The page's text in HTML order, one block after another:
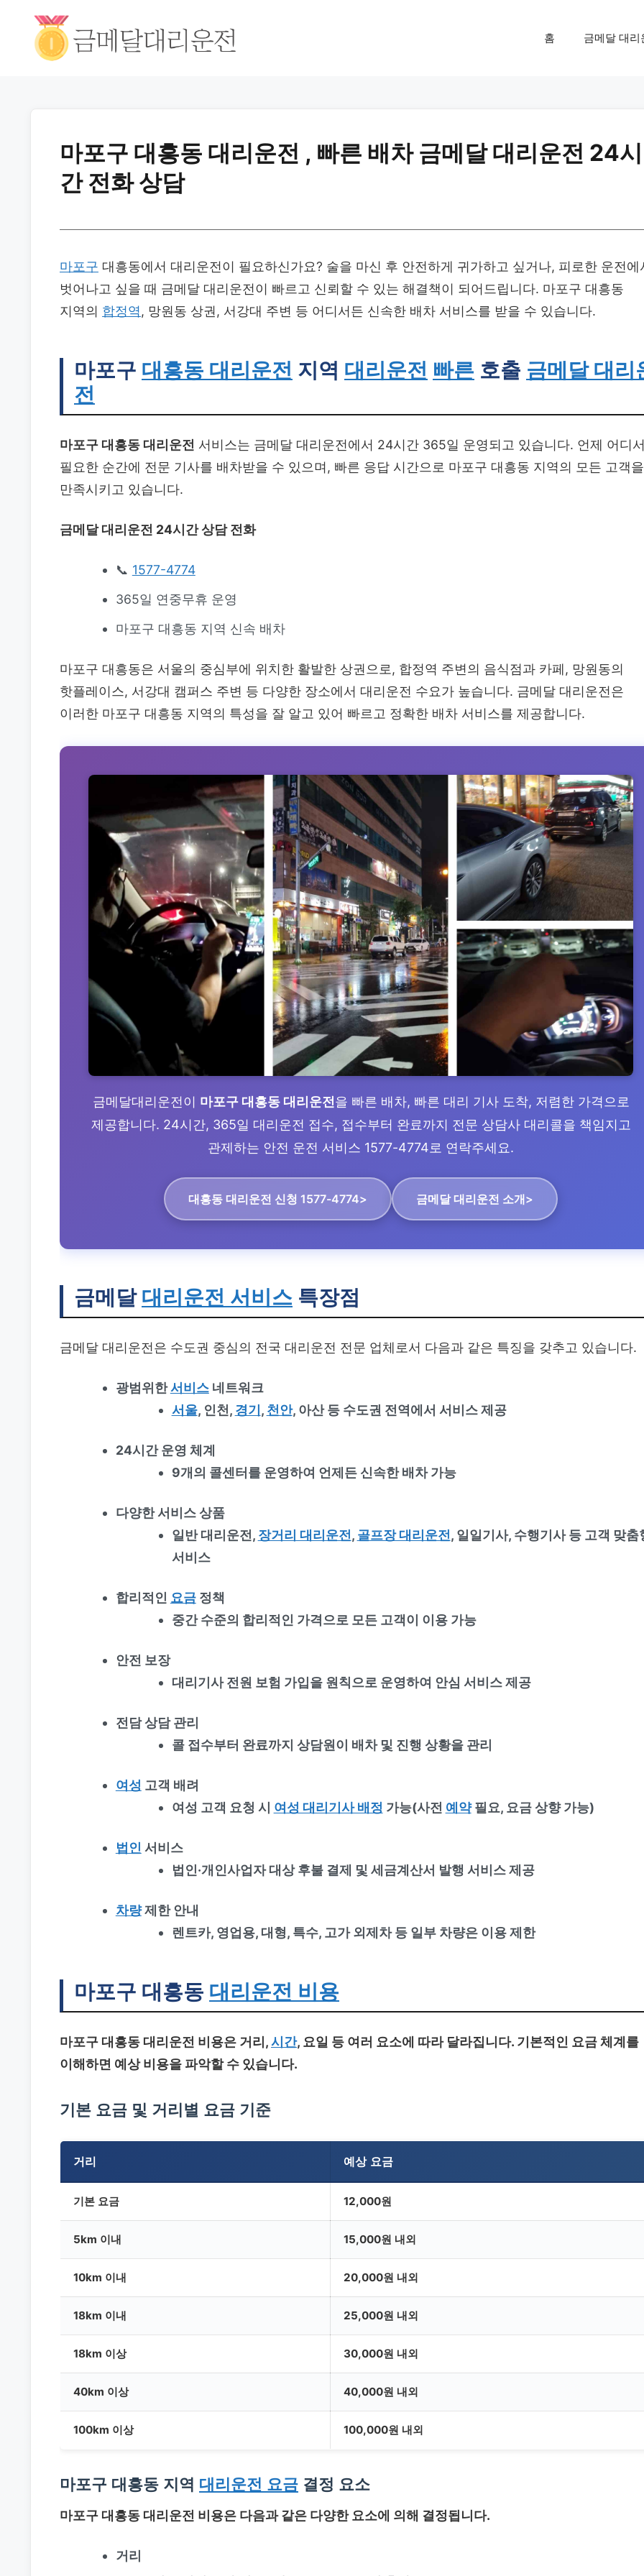
홈 금메달 대리
마포구 대흥동 대리운전 , 빠른 배차 금메달 대리운전 24시
간 전화 상담
마포구 대흥동에서 대리운전이 필요하신가요? 술을 마신 후 안전하게 귀가하고 싶거나, 피로한 운전에
벗어나고 싶을 때 금메달 대리운전이 빠르고 신뢰할 수 있는 해결책이 되어드립니다. 마포구 대흥동
지역의 합정역, 망원동 상권, 서강대 주변 등 어디서든 신속한 배차 서비스를 받을 수 있습니다.
마포구 대흥동 대리운전 지역 대리운전 빠른 호출 금메달 대리
전
마포구 대흥동 대리운전 서비스는 금메달 대리운전에서 24시간 365일 운영되고 있습니다. 언제 어디
필요한 순간에 전문 기사를 배차받을 수 있으며, 빠른 응답 시간으로 마포구 대흥동 지역의 모든 고객을
만족시키고 있습니다.
금메달 대리운전 24시간 상담 전화
📞 1577-4774
365일 연중무휴 운영
마포구 대흥동 지역 신속 배차
마포구 대흥동은 서울의 중심부에 위치한 활발한 상권으로, 합정역 주변의 음식점과 카페, 망원동의
핫플레이스, 서강대 캠퍼스 주변 등 다양한 장소에서 대리운전 수요가 높습니다. 금메달 대리운전은
이러한 마포구 대흥동 지역의 특성을 잘 알고 있어 빠르고 정확한 배차 서비스를 제공합니다.
금메달대리운전이 마포구 대흥동 대리운전 을 빠른 배차, 빠른 대리 기사 도착, 저렴한 가격으로
제공합니다. 24시간, 365일 대리운전 접수, 접수부터 완료까지 전문 상담사 대리콜을 책임지고
관제하는 안전 운전 서비스 1577-4774로 연락주세요.
대흥동 대리운전 신청 1577-4774> 금메달 대리운전 소개>
금메달 대리운전 서비스 특장점
금메달 대리운전은 수도권 중심의 전국 대리운전 전문 업체로서 다음과 같은 특징을 갖추고 있습니다.
광범위한서비스네트워크
서울, 인천, 경기 , 천안, 아산 등 수도권 전역에서 서비스 제공
24시간 운영 체계
9개의 콜센터를 운영하여 언제든 신속한 배차 가능
다양한 서비스 상품
일반 대리운전, 장거리 대리운전 , 골프장 대리운전 , 일일기사, 수행기사 등 고객 맞춤
서비스
합리적인 요금정책
중간 수준의 합리적인 가격으로 모든 고객이 이용 가능
안전 보장
대리기사 전원 보험 가입을 원칙으로 운영하여 안심 서비스 제공
전담 상담 관리
콜 접수부터 완료까지 상담원이 배차 및 진행 상황을 관리
여성 고객 배려
여성 고객 요청 시 여성 대리기사 배정 가능(사전 예약필요, 요금 상향 가능)
법인 서비스
법인·개인사업자 대상 후불 결제 및 세금계산서 발행 서비스 제공
차량제한 안내
렌트카, 영업용, 대형, 특수, 고가 외제차 등 일부 차량은 이용 제한
마포구 대흥동 대리운전 비용
마포구 대흥동 대리운전 비용은 거리,시간, 요일 등 여러 요소에 따라 달라집니다. 기본적인 요금 체계를
이해하면 예상 비용을 파악할 수 있습니다.
기본 요금 및 거리별 요금 기준
거리 예상 요금
기본 요금 12,000원
5km 이내 15,000원 내외
10km 이내 20,000원 내외
18km 이내 25,000원 내외
18km 이상 30,000원 내외
40km 이상 40,000원 내외
100km 이상 100,000원 내외
마포구 대흥동 지역 대리운전 요금 결정 요소
마포구 대흥동 대리운전 비용은 다음과 같은 다양한 요소에 의해 결정됩니다.
거리